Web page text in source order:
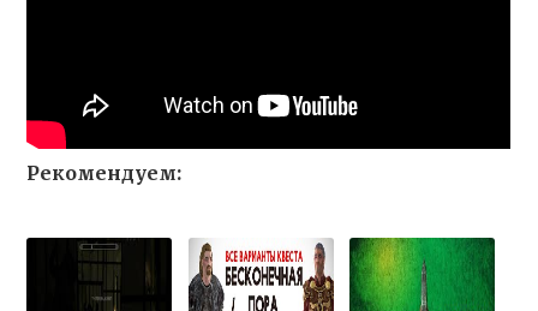
Рекомендуем: